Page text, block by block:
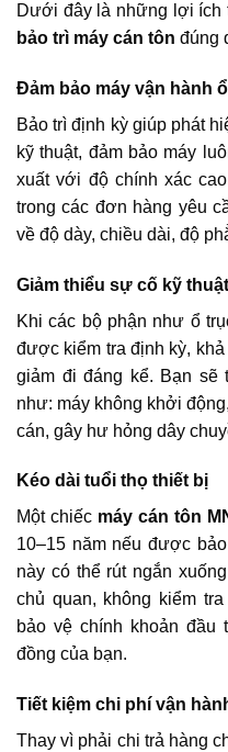
Dưới đây là những lợi ích
bảo trì máy cán tôn đúng
Đảm bảo máy vận hành
Bảo trì định kỳ giúp phát
kỹ thuật, đảm bảo máy
xuất với độ chính xác
trong các đơn hàng yêu
về độ dày, chiều dài, độ
Giảm thiểu sự cố kỹ
Khi các bộ phận như ổ
được kiểm tra định kỳ,
giảm đi đáng kể. Bạn
như: máy không khởi
cán, gây hư hỏng dây
Kéo dài tuổi thọ thiết bị
Một chiếc máy cán tôn
10–15 năm nếu được
này có thể rút ngắn
chủ quan, không kiểm
bảo vệ chính khoản đầu
đồng của bạn.
Tiết kiệm chi phí vận
Thay vì phải chi trả hàng